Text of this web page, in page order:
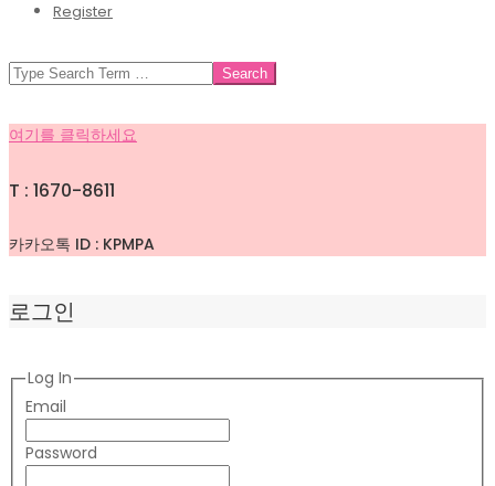
Register
SEARCH
여기를 클릭하세요
T : 1670-8611
카카오톡 ID : KPMPA
로그인
Log In
Email
Password